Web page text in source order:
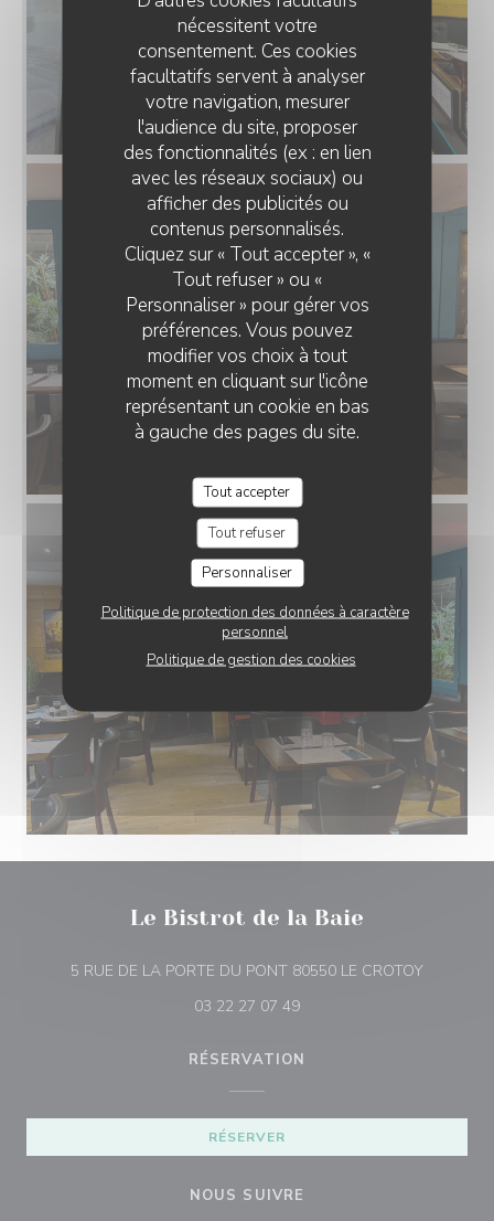
nécessitent votre
consentement. Ces cookies
facultatifs servent à analyser
votre navigation, mesurer
l'audience du site, proposer
des fonctionnalités (ex : en lien
avec les réseaux sociaux) ou
afficher des publicités ou
contenus personnalisés.
Cliquez sur « Tout accepter », «
Tout refuser » ou «
Personnaliser » pour gérer vos
préférences. Vous pouvez
modifier vos choix à tout
moment en cliquant sur l'icône
représentant un cookie en bas
à gauche des pages du site.
Tout accepter
Tout refuser
Personnaliser
Politique de protection des données à caractère
personnel
Politique de gestion des cookies
Le Bistrot de la Baie
5 RUE DE LA PORTE DU PONT 80550 LE CROTOY((ouvre
03 22 27 07 49
RÉSERVATION
RÉSERVER
NOUS SUIVRE